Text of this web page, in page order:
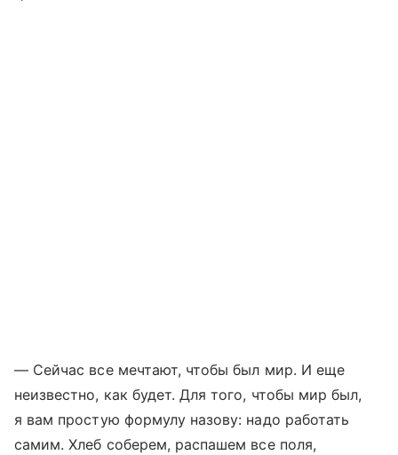
— Сейчас все мечтают, чтобы был мир. И еще
неизвестно, как будет. Для того, чтобы мир был,
я вам простую формулу назову: надо работать
самим. Хлеб соберем, распашем все поля,